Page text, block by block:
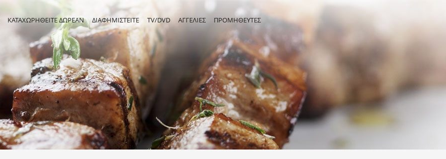
ΚΑΤΑΧΩΡΗΘΕΙΤΕ ΔΩΡΕΑΝ ΔΙΑΦΗΜΙΣΤΕΙΤΕ TV/DVD ΑΓΓΕΛΙΕΣ ΠΡΟΜΗΘΕΥΤΕΣ